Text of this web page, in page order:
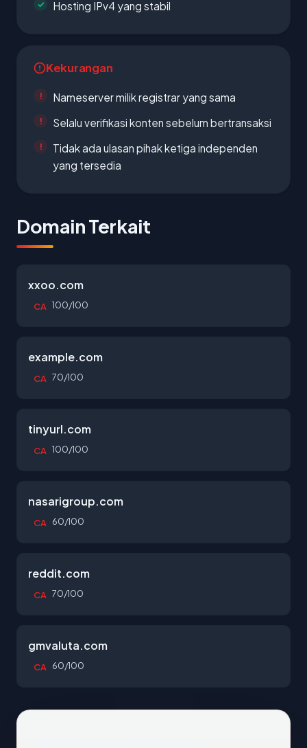
Hosting IPv4 yang stabil
Kekurangan
Nameserver milik registrar yang sama
Selalu verifikasi konten sebelum bertransaksi
Tidak ada ulasan pihak ketiga independen
yang tersedia
Domain Terkait
xxoo.com
CA 100/100
example.com
CA 70/100
tinyurl.com
CA 100/100
nasarigroup.com
CA 60/100
reddit.com
CA 70/100
gmvaluta.com
CA 60/100